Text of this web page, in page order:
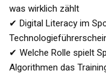
was wirklich zählt
✔ Digital Literacy im
✔ Welche Rolle spielt
Algorithmen das